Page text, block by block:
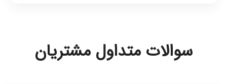
سوالات متداول مشتریان